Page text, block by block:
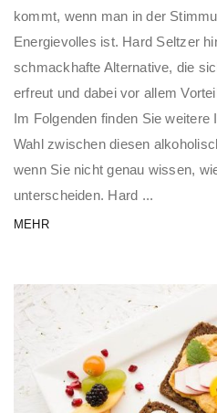
kommt, wenn man in der
Energievolles ist. Hard Seltzer
schmackhafte Alternative, die
erfreut und dabei vor allem
Im Folgenden finden Sie weitere
Wahl zwischen diesen
wenn Sie nicht genau wissen,
unterscheiden. Hard ...
MEHR